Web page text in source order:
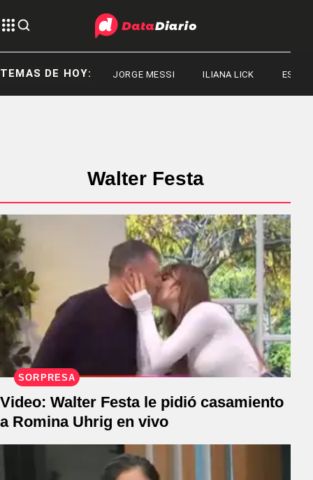
TEMAS DE HOY: JORGE MESSI ILIANA LICK
Walter Festa
SORPRESA
Video: Walter Festa le pidió casamiento
a Romina Uhrig en vivo